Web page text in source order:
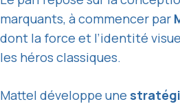
marquants, à commencer par
dont la force et l’identité
les héros classiques.
Mattel développe une